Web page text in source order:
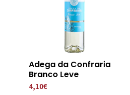
Adega da Confraria
Branco Leve
4,10€